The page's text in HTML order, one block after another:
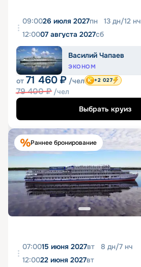
09:0026 июля 2027пн 13 дн/12 нч
12:0007 августа 2027сб
Василий Чапаев
ЭКОНОМ
от 71 460 ₽ /чел
79 400₽ /чел
+2 027
Выбрать круиз
Раннее бронирование
07:0015 июня 2027вт 8 дн/7 нч
12:0022 июня 2027вт